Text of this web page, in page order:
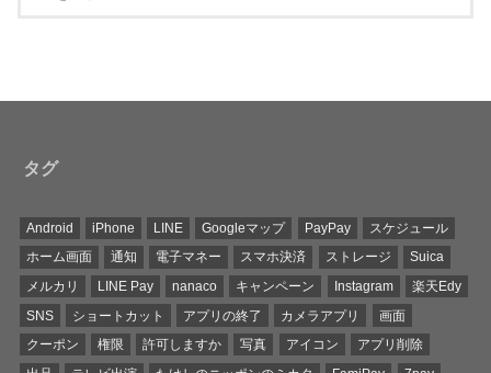
タグ
Android iPhone LINE Googleマップ PayPay
スケジュール
ホーム画面
通知 電子マネー スマホ決済 ストレージ
Suica
メルカリ
LINE Pay nanaco キャンペーン Instagram
楽天Edy
SNS
ショートカット アプリの終了 カメラアプリ
画面
クーポン
権限 許可しますか 写真 アイコン
アプリ削除